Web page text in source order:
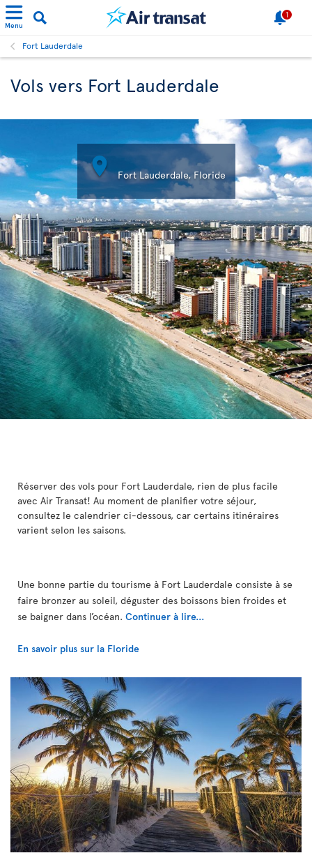
Menu
1
Fort Lauderdale
Vols vers Fort Lauderdale
Fort Lauderdale, Floride
Réserver des vols pour Fort Lauderdale, rien de plus facile
avec Air Transat! Au moment de planifier votre séjour,
consultez le calendrier ci-dessous, car certains itinéraires
varient selon les saisons.
Une bonne partie du tourisme à Fort Lauderdale consiste à se
faire bronzer au soleil, déguster des boissons bien froides et
se baigner dans l’océan. Continuer à lire...
En savoir plus sur la Floride